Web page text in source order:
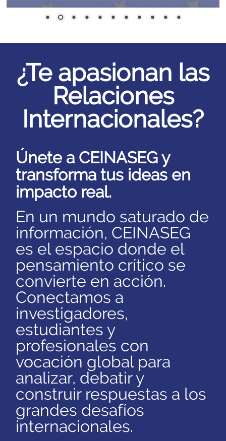
¿Te apasionan las
Relaciones
Internacionales?
Únete a CEINASEG y
transforma tus ideas en
impacto real.
En un mundo saturado de
información, CEINASEG
es el espacio donde el
pensamiento crítico se
convierte en acción.
Conectamos a
investigadores,
estudiantes y
profesionales con
vocación global para
analizar, debatir y
construir respuestas a los
grandes desafíos
internacionales.